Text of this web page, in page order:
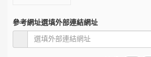
參考網址選填外部連結網址